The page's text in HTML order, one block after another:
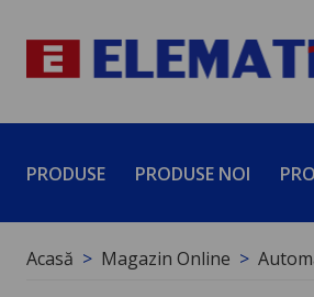
PRODUSE PRODUSE NOI
Acasă Magazin Online